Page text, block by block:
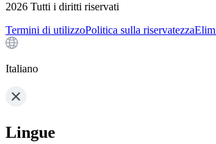
2026 Tutti i diritti riservati
Termini di utilizzoPolitica sulla riservatezza
Italiano
Lingue